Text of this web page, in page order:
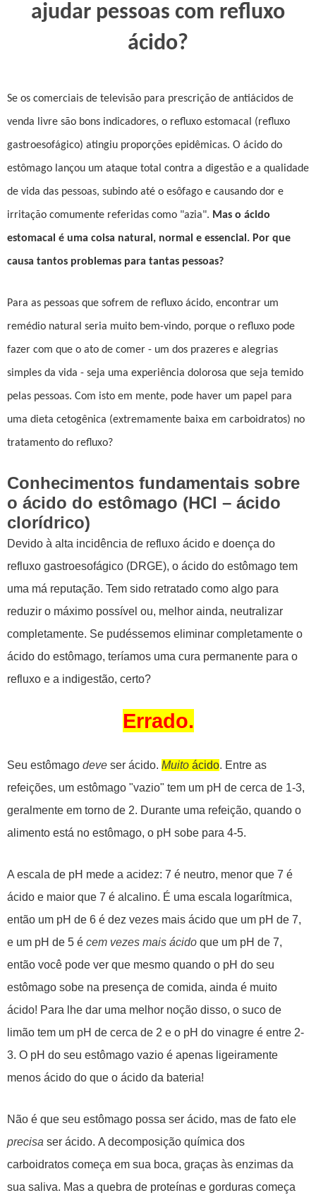
ajudar pessoas com refluxo
ácido?
Se os comerciais de televisão para prescrição de antiácidos de
venda livre são bons indicadores, o refluxo estomacal (refluxo
gastroesofágico) atingiu proporções epidêmicas. O ácido do
estômago lançou um ataque total contra a digestão e a qualidade
de vida das pessoas, subindo até o esôfago e causando dor e
irritação comumente referidas como "azia". Mas o ácido
estomacal é uma coisa natural, normal e essencial. Por que
causa tantos problemas para tantas pessoas?
Para as pessoas que sofrem de refluxo ácido, encontrar um
remédio natural seria muito bem-vindo, porque o refluxo pode
fazer com que o ato de comer - um dos prazeres e alegrias
simples da vida - seja uma experiência dolorosa que seja temido
pelas pessoas. Com isto em mente, pode haver um papel para
uma dieta cetogênica (extremamente baixa em carboidratos) no
tratamento do refluxo?
Conhecimentos fundamentais sobre
o ácido do estômago (HCl – ácido
clorídrico)
Devido à alta incidência de refluxo ácido e doença do
refluxo gastroesofágico (DRGE), o ácido do estômago tem
uma má reputação. Tem sido retratado como algo para
reduzir o máximo possível ou, melhor ainda, neutralizar
completamente. Se pudéssemos eliminar completamente o
ácido do estômago, teríamos uma cura permanente para o
refluxo e a indigestão, certo?
Errado.
Seu estômago deve ser ácido. Muito ácido. Entre as
refeições, um estômago "vazio" tem um pH de cerca de 1-3,
geralmente em torno de 2. Durante uma refeição, quando o
alimento está no estômago, o pH sobe para 4-5.
A escala de pH mede a acidez: 7 é neutro, menor que 7 é
ácido e maior que 7 é alcalino. É uma escala logarítmica,
então um pH de 6 é dez vezes mais ácido que um pH de 7,
e um pH de 5 é cem vezes mais ácido que um pH de 7,
então você pode ver que mesmo quando o pH do seu
estômago sobe na presença de comida, ainda é muito
ácido! Para lhe dar uma melhor noção disso, o suco de
limão tem um pH de cerca de 2 e o pH do vinagre é entre 2-
3. O pH do seu estômago vazio é apenas ligeiramente
menos ácido do que o ácido da bateria!
Não é que seu estômago possa ser ácido, mas de fato ele
precisa ser ácido. A decomposição química dos
carboidratos começa em sua boca, graças às enzimas da
sua saliva. Mas a quebra de proteínas e gorduras começa